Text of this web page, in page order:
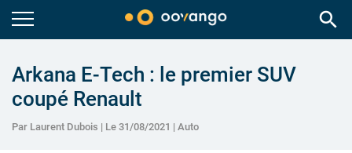
search
Arkana E-Tech : le premier SUV
coupé Renault
Par Laurent Dubois | Le 31/08/2021 | Auto